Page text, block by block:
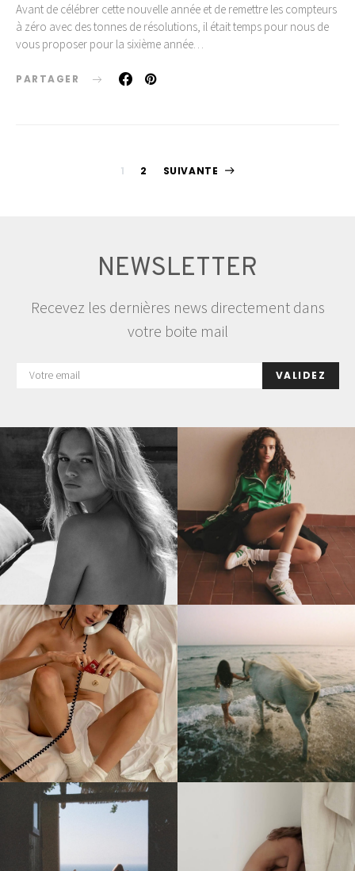
Avant de célébrer cette nouvelle année et de remettre les compteurs
à zéro avec des tonnes de résolutions, il était temps pour nous de
vous proposer pour la sixième année…
PARTAGER
Pagination
1 2 SUIVANTE
NEWSLETTER
Recevez les dernières news directement dans
votre boite mail
VALIDEZ